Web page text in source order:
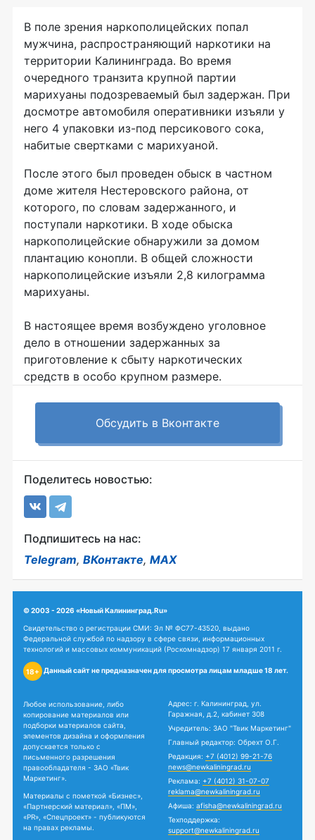
В поле зрения наркополицейских попал
мужчина, распространяющий наркотики на
территории Калининграда. Во время
очередного транзита крупной партии
марихуаны подозреваемый был задержан. При
досмотре автомобиля оперативники изъяли у
него 4 упаковки из-под персикового сока,
набитые свертками с марихуаной.
После этого был проведен обыск в частном
доме жителя Нестеровского района, от
которого, по словам задержанного, и
поступали наркотики. В ходе обыска
наркополицейские обнаружили за домом
плантацию конопли. В общей сложности
наркополицейские изъяли 2,8 килограмма
марихуаны.
В настоящее время возбуждено уголовное
дело в отношении задержанных за
приготовление к сбыту наркотических
средств в особо крупном размере.
Обсудить в Вконтакте
Поделитесь новостью:
Подпишитесь на нас:
Telegram, ВКонтакте, MAX
© 2003 - 2026 «Новый Калининград.Ru»
Свидетельство о регистрации СМИ: Эл № ФС77-43520, выдано
Федеральной службой по надзору в сфере связи, информационных
технологий и массовых коммуникаций (Роскомнадзор) 17 января 2011 г.
18+ Данный сайт не предназначен для просмотра лицам младше 18 лет.
Любое использование, либо
копирование материалов или
подборки материалов сайта,
элементов дизайна и оформления
допускается только с
письменного разрешения
правообладателя - ЗАО «Твик
Маркетинг».
Материалы с пометкой «Бизнес»,
«Партнерский материал», «ПМ»,
«PR», «Спецпроект» - публикуются
на правах рекламы.
Адрес: г. Калининград, ул.
Гаражная, д.2, кабинет 308
Учредитель: ЗАО "Твик Маркетинг"
Главный редактор: Обрехт О.Г.
Редакция: +7 (4012) 99-21-76
news@newkaliningrad.ru
Реклама: +7 (4012) 31-07-07
reklama@newkaliningrad.ru
Афиша: afisha@newkaliningrad.ru
Техподдержка:
support@newkaliningrad.ru